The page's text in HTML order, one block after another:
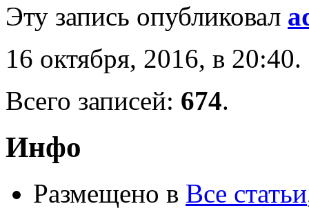
Эту запись опубликовал
16 октября, 2016, в 20:40.
Всего записей: 674.
Инфо
Размещено в Все статьи